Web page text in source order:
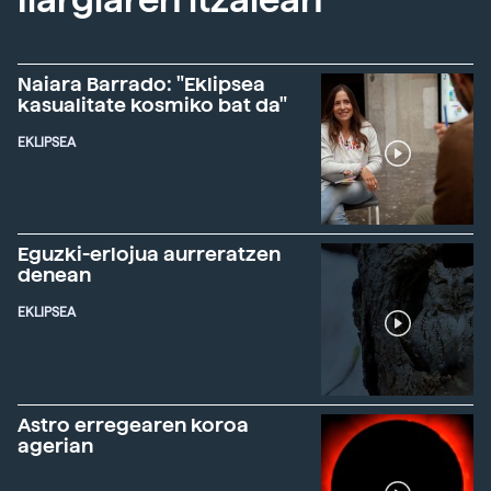
Naiara Barrado: "Eklipsea
kasualitate kosmiko bat da"
EKLIPSEA
Eguzki-erlojua aurreratzen
denean
EKLIPSEA
Astro erregearen koroa
agerian